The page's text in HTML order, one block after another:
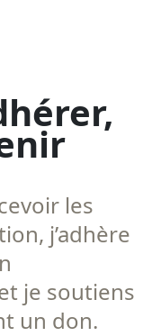
les
j’adhère
je soutiens
un don.